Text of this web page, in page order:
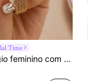
Time
LIANDU Relógio feminino com mostrador oval e pulseira de aço inoxidável (1 unidade). Ideal para uso diário, elegante, luxuoso, casual, retrô e versátil. Ótima opção de presente para feriados, festas e aniversários.